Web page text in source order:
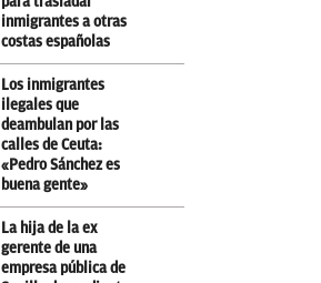
inmigrantes a otras
costas españolas
Los inmigrantes
ilegales que
deambulan por las
calles de Ceuta:
«Pedro Sánchez es
buena gente»
La hija de la ex
gerente de una
empresa pública de